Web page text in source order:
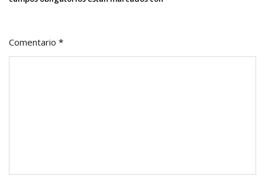
Comentario *